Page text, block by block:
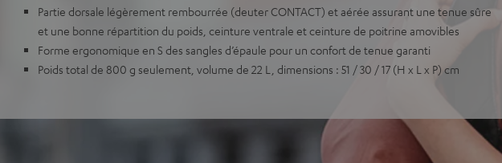
Partie dorsale légèrement rembourrée (deuter CONTACT) et aérée assurant une tenue sûre
et une bonne répartition du poids, ceinture ventrale et ceinture de poitrine amovibles
Forme ergonomique en S des sangles d’épaule pour un confort de tenue garanti
Poids total de 800 g seulement, volume de 22 L, dimensions : 51 / 30 / 17 (H x L x P) cm